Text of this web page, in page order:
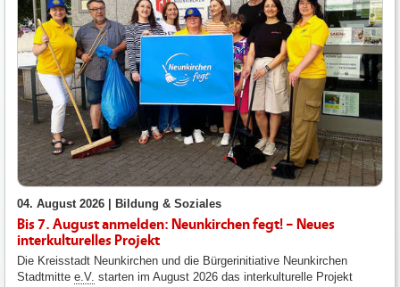
04. August 2026 | Bildung & Soziales
Bis 7. August anmelden: Neunkirchen fegt! – Neues
interkulturelles Projekt
Die Kreisstadt Neunkirchen und die Bürgerinitiative Neunkirchen
Stadtmitte e.V. starten im August 2026 das interkulturelle Projekt